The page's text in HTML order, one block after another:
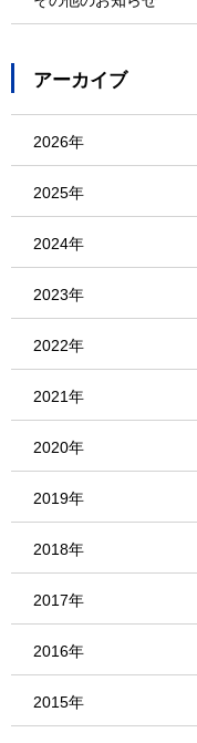
アーカイブ
2026年
2025年
2024年
2023年
2022年
2021年
2020年
2019年
2018年
2017年
2016年
2015年